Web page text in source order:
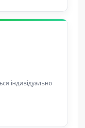
індивідуально